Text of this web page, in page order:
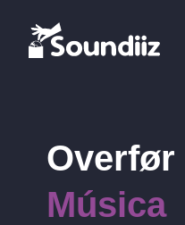
Overfør
Música